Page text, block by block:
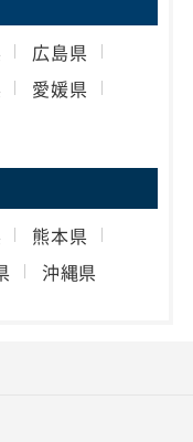
広島県
愛媛県
熊本県
沖縄県